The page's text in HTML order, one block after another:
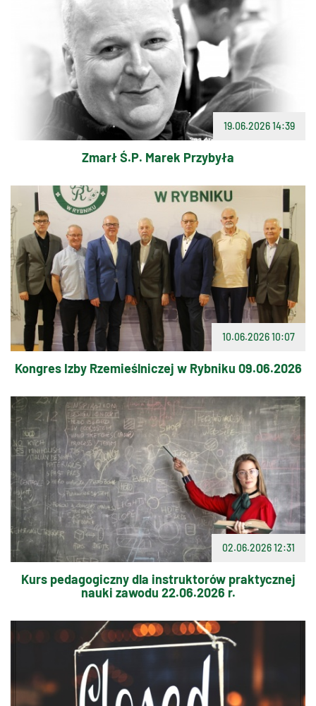
19.06.2026 14:39
Zmarł Ś.P. Marek Przybyła
10.06.2026 10:07
Kongres Izby Rzemieślniczej w Rybniku 09.06.2026
02.06.2026 12:31
Kurs pedagogiczny dla instruktorów praktycznej
nauki zawodu 22.06.2026 r.